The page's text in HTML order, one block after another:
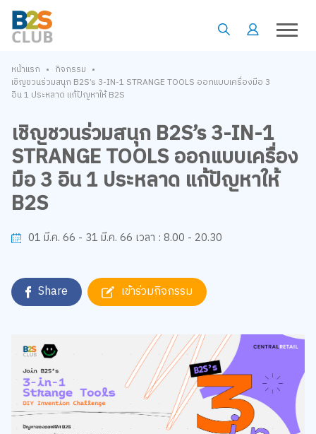
หน้าแรก • กิจกรรม •
เชิญชวนร่วมสนุก B2S’s 3-IN-1 STRANGE TOOLS ออกแบบเครื่องมือ 3
อิน 1 ประหลาด แก้ปัญหาให้ B2S
เชิญชวนร่วมสนุก B2S’s 3-IN-1
STRANGE TOOLS ออกแบบเครื่อง
มือ 3 อิน 1 ประหลาด แก้ปัญหาให้
B2S
01 มี.ค. 66 - 31 มี.ค. 66 เวลา : 8.00 - 20.30
Share เข้าร่วมกิจกรรม